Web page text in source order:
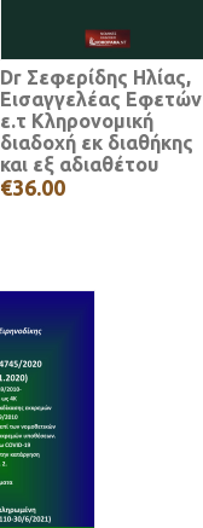
Dr Σεφερίδης Ηλίας,
Εισαγγελέας Εφετών
ε.τ Κληρονομική
διαδοχή εκ διαθήκης
και εξ αδιαθέτου
€36.00